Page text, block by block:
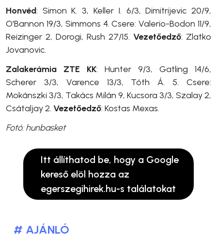
Honvéd: Simon K. 3, Keller I. 6/3, Dimitrijevic 20/9,
O'Bannon 19/3, Simmons 4. Csere: Valerio-Bodon 11/9,
Reizinger 2, Dorogi, Rush 27/15. Vezetőedző: Zlatko
Jovanovic.
Zalakerámia ZTE KK: Hunter 9/3, Gatling 14/6,
Scherer 3/3, Varence 13/3, Tóth Á. 5. Csere:
Mokánszki 3/3, Takács Milán 9, Kucsora 3/3, Szalay 2,
Csátaljay 2. Vezetőedző: Kostas Mexas.
Fotó: hunbasket
Itt állíthatod be, hogy a Google
kereső elöl hozza az
egerszegihirek.hu-s találatokat
# AJÁNLÓ